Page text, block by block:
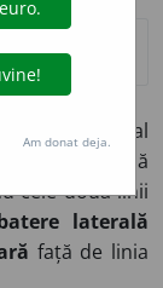
traiectul real
să coincidă
cele două linii
laterală
față de linia
Am donat deja.